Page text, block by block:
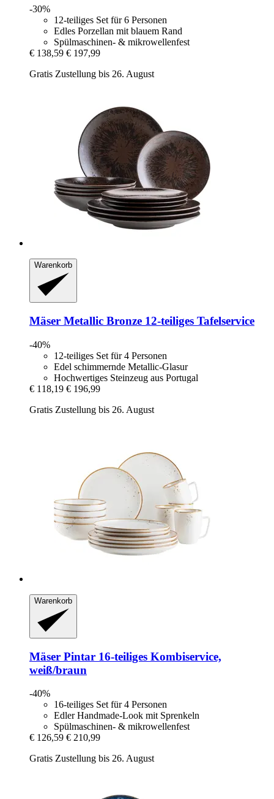
-30%
12-teiliges Set für 6 Personen
Edles Porzellan mit blauem Rand
Spülmaschinen- & mikrowellenfest
€ 138,59 € 197,99
Gratis Zustellung bis 26. August
Warenkorb
Mäser Metallic Bronze 12-​teiliges Tafelservice
-40%
12-teiliges Set für 4 Personen
Edel schimmernde Metallic-Glasur
Hochwertiges Steinzeug aus Portugal
€ 118,19 € 196,99
Gratis Zustellung bis 26. August
Warenkorb
Mäser Pintar 16-​teiliges Kombiservice,
weiß/braun
-40%
16-teiliges Set für 4 Personen
Edler Handmade-Look mit Sprenkeln
Spülmaschinen- & mikrowellenfest
€ 126,59 € 210,99
Gratis Zustellung bis 26. August